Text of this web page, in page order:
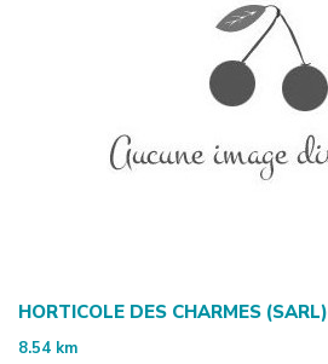
HORTICOLE DES CHARMES (SARL)
8.54 km